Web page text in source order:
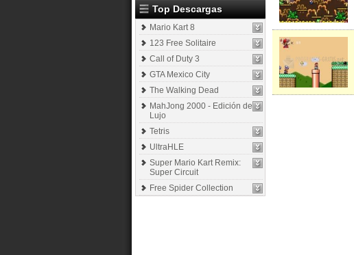
Top Descargas
Mario Kart 8
123 Free Solitaire
Call of Duty 3
GTA Mexico City
The Walking Dead
MahJong 2000 - Edición de
Lujo
Tetris
UltraHLE
Super Mario Kart Remix:
Super Circuit
Free Spider Collection